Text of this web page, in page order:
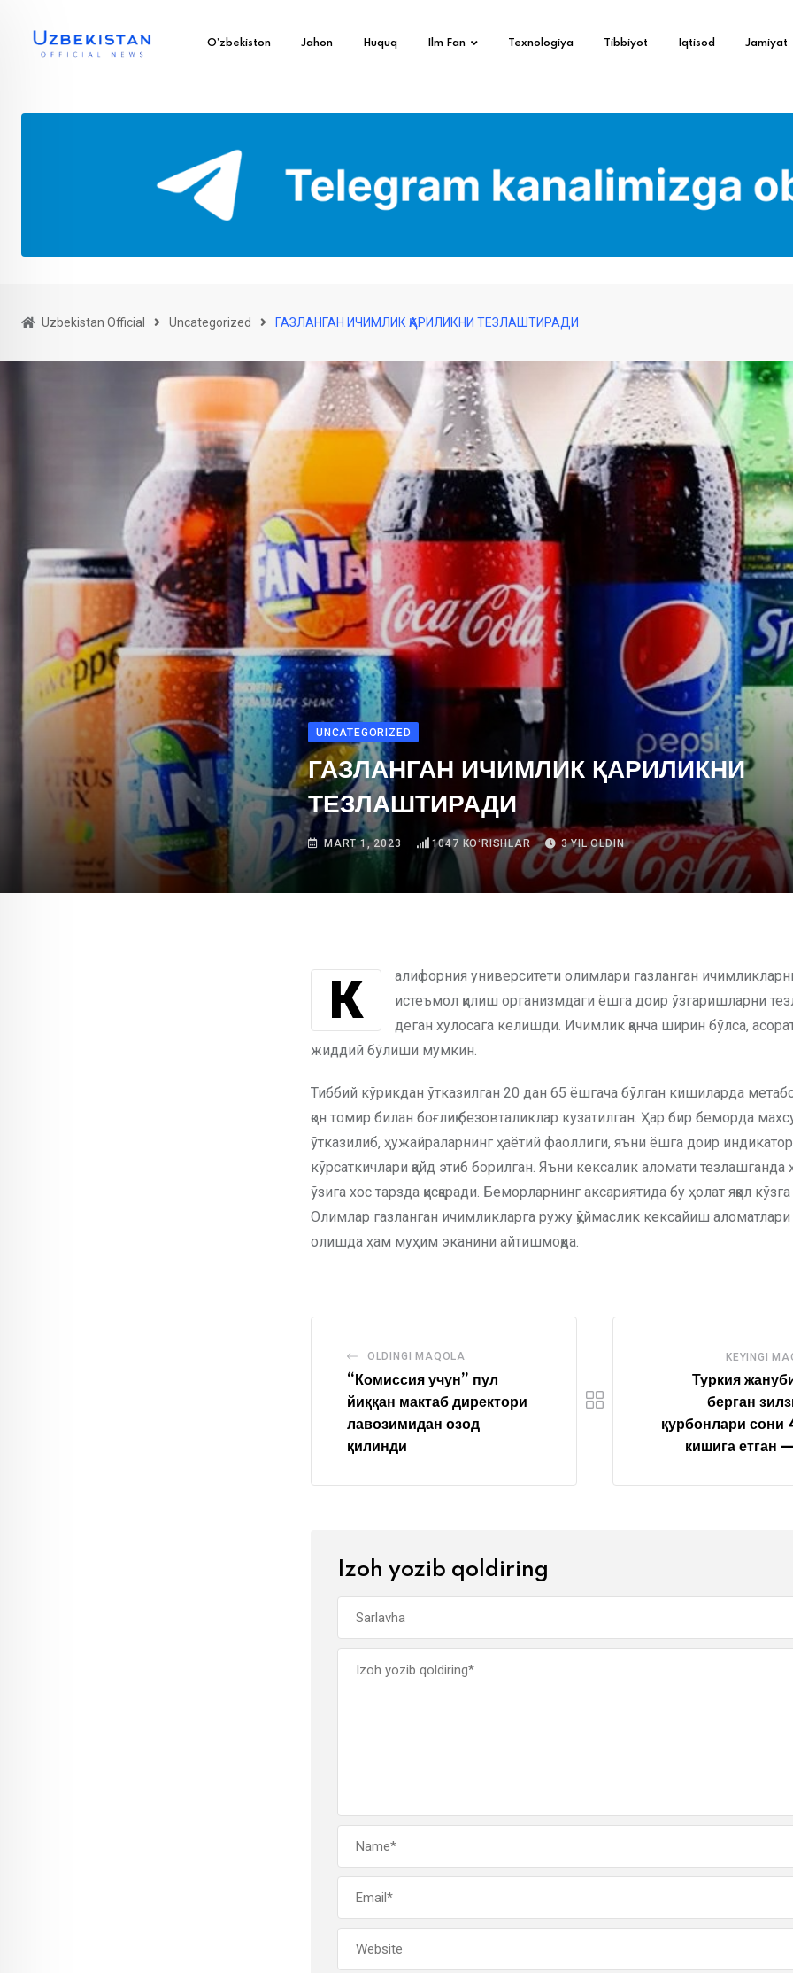
O’zbekiston Jahon Huquq Ilm Fan Texnologiya Tibbiyot Iqtisod Jamiyat
Uzbekistan Official Uncategorized ГАЗЛАНГАН ИЧИМЛИК ҚАРИЛИКНИ ТЕЗЛАШТИРАДИ
UNCATEGORIZED
ГАЗЛАНГАН ИЧИМЛИК ҚАРИЛИКНИ
ТЕЗЛАШТИРАДИ
MART 1, 2023 1047 KOʻRISHLAR 3 YIL OLDIN
Калифорния университети олимлари газланган ичимликларни мунтазам
истеъмол қилиш организмдаги ёшга доир ўзгаришларни
деган хулосага келишди. Ичимлик қанча ширин бўлса,
жиддий бўлиши мумкин.
Тиббий кўрикдан ўтказилган 20 дан 65 ёшгача бўлган кишиларда
қон томир билан боғлиқ безовталиклар кузатилган. Ҳар бир беморда
ўтказилиб, ҳужайраларнинг ҳаётий фаоллиги, яъни ёшга доир индикатор
кўрсаткичлари қайд этиб борилган. Яъни кексалик аломати тезлашганда
ўзига хос тарзда қисқаради. Беморларнинг аксариятида бу ҳолат яққол
Олимлар газланган ичимликларга ружу қўймаслик кексайиш
олишда ҳам муҳим эканини айтишмоқда.
OLDINGI MAQOLA
“Комиссия учун” пул
йиққан мактаб директори
лавозимидан озод
қилинди
KEYINGI
Туркия
берган
қурбонлари
кишига етган
Izoh yozib qoldiring